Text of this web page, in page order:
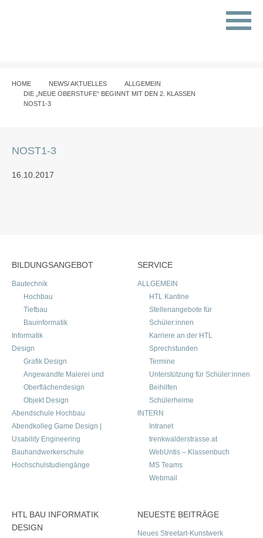
HOME NEWS/ AKTUELLES
ALLGEMEIN
DIE „NEUE OBERSTUFE“ BEGINNT MIT DEN 2. KLASSEN
NOST1-3
NOST1-3
16.10.2017
BILDUNGSANGEBOT
Bautechnik
Hochbau
Tiefbau
Bauinformatik
Informatik
Design
Grafik Design
Angewandte Malerei und
Oberflächendesign
Objekt Design
Abendschule Hochbau
Abendkolleg Game Design |
Usability Engineering
Bauhandwerkerschule
Hochschulstudiengänge
SERVICE
ALLGEMEIN
HTL Kantine
Stellenangebote für
Schüler:innen
Karriere an der HTL
Sprechstunden
Termine
Unterstützung für Schüler:innen
Beihilfen
Schülerheime
INTERN
Intranet
trenkwalderstrasse.at
WebUntis – Klassenbuch
MS Teams
Webmail
HTL BAU INFORMATIK
DESIGN
NEUESTE BEITRÄGE
Neues Streetart-Kunstwerk